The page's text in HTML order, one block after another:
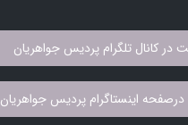
در کانال تلگرام پردیس جواهریان
اینستاگرام پردیس جواهریان